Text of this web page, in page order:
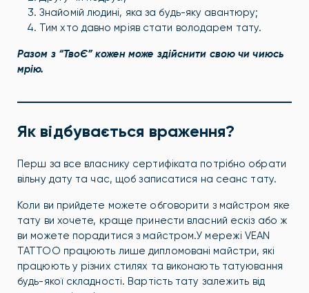
Знайомій людині, яка за будь-яку авантюру;
Тим хто давно мріяв стати володарем тату.
Разом з “ТвоЄ” кожен може здійснити свою чи чиюсь
мрію.
Як відбувається враження?
Перш за все власнику сертифіката потрібно обрати
вільну дату та час, щоб записатися на сеанс тату.
Коли ви прийдете можете обговорити з майстром яке
тату ви хочете, краще принести власний ескіз або ж
ви можете порадитися з майстром.У мережі VEAN
TATTOO працюють лише дипломовані майстри, які
працюють у різних стилях та виконають татуювання
будь-якої складності. Вартість тату залежить від